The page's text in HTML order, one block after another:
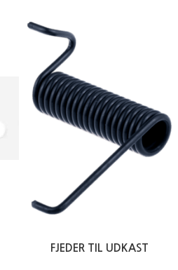
FJEDER TIL UDKAST